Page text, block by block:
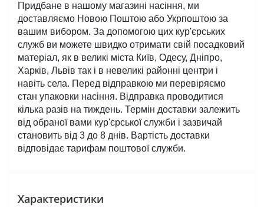
Придбане в нашому магазині насіння, ми
доставляємо Новою Поштою або Укрпоштою за
вашим вибором. За допомогою цих кур'єрських
служб ви можете швидко отримати свій посадковий
матеріал, як в великі міста Київ, Одесу, Дніпро,
Харків, Львів так і в невеликі районні центри і
навіть села. Перед відправкою ми перевіряємо
стан упаковки насіння. Відправка проводитися
кілька разів на тиждень. Термін доставки залежить
від обраної вами кур'єрської служби і зазвичай
становить від 3 до 8 днів. Вартість доставки
відповідає тарифам поштової служби.
Характеристики